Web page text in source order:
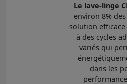
Le lave-linge
environ 8%
solution
à des cycles
variés qui
dans les